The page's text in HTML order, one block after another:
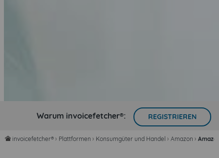
Warum invoicefetcher®: REGISTRIEREN
home invoicefetcher® › Plattformen › Konsumgüter und Handel › Amazon ›